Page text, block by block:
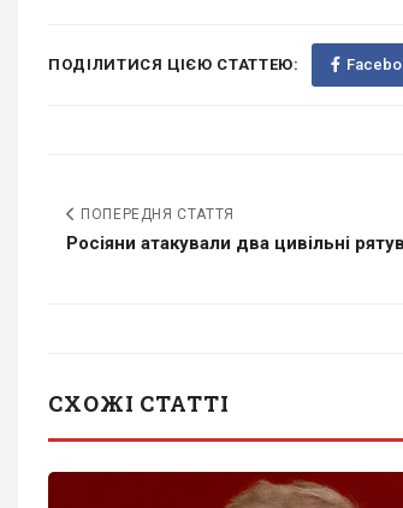
ПОДІЛИТИСЯ ЦІЄЮ СТАТТЕЮ:
ПОПЕРЕДНЯ СТАТТЯ
Росіяни атакували два цивільні
СХОЖІ СТАТТІ